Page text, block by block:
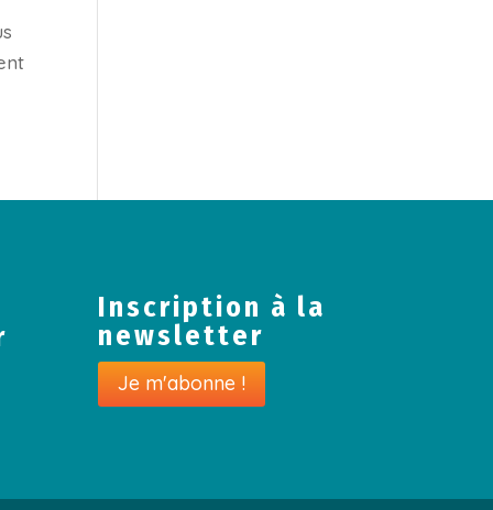
Inscription à la
newsletter
Je m'abonne !